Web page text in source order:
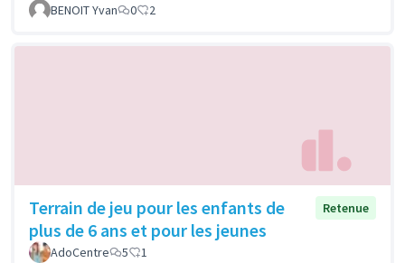
BENOIT Yvan
0 2
Terrain de jeu pour les enfants de
plus de 6 ans et pour les jeunes
Retenue
AdoCentre 5 1